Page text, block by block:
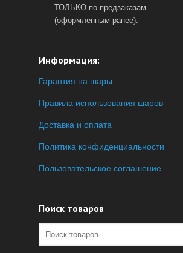
ТОЛЬКО по предзаказам
(оформленным ранее).
Информация:
Гарантия на шары
Правила использования шаров
Доставка и оплата
Политика конфиденциальности
Пользовательское соглашение
Поиск товаров